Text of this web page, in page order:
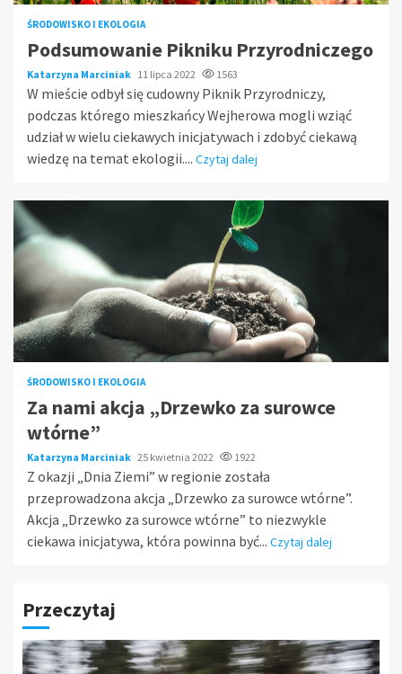
ŚRODOWISKO I EKOLOGIA
Podsumowanie Pikniku Przyrodniczego
Katarzyna Marciniak 11 lipca 2022 1563
W mieście odbył się cudowny Piknik Przyrodniczy,
podczas którego mieszkańcy Wejherowa mogli wziąć
udział w wielu ciekawych inicjatywach i zdobyć ciekawą
wiedzę na temat ekologii.... Czytaj dalej
ŚRODOWISKO I EKOLOGIA
Za nami akcja „Drzewko za surowce
wtórne”
Katarzyna Marciniak 25 kwietnia 2022 1922
Z okazji „Dnia Ziemi” w regionie została
przeprowadzona akcja „Drzewko za surowce wtórne”.
Akcja „Drzewko za surowce wtórne” to niezwykle
ciekawa inicjatywa, która powinna być... Czytaj dalej
Przeczytaj